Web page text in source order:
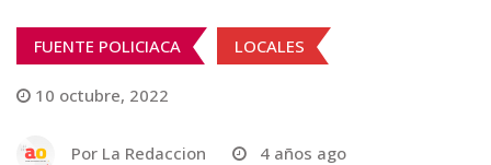
FUENTE POLICIACA LOCALES
10 octubre, 2022
Por La Redaccion
4 años ago